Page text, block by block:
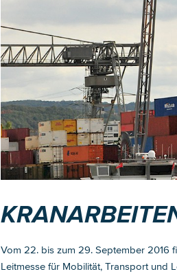
Vom 22. bis zum 29. September 2016
Leitmesse für Mobilität, Transport und